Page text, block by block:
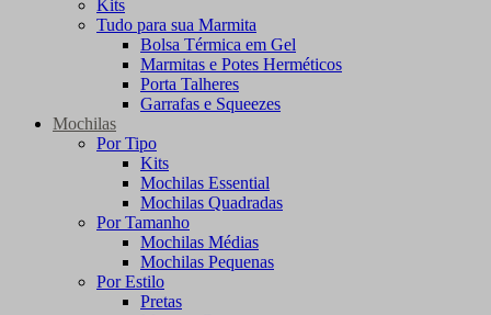
Kits
Tudo para sua Marmita
Bolsa Térmica em Gel
Marmitas e Potes Herméticos
Porta Talheres
Garrafas e Squeezes
Mochilas
Por Tipo
Kits
Mochilas Essential
Mochilas Quadradas
Por Tamanho
Mochilas Médias
Mochilas Pequenas
Por Estilo
Pretas